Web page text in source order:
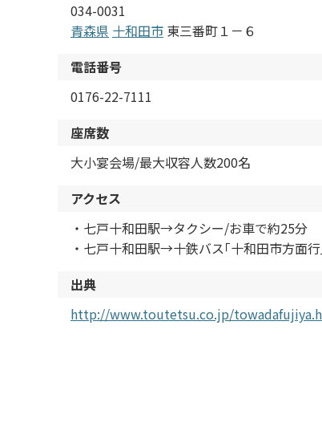
034-0031
青森県 十和田市 東三番町１－６
電話番号
0176-22-7111
座席数
大小宴会場/最大収容人数200名
アクセス
・七戸十和田駅→タクシー/お車で約25分
・七戸十和田駅→十鉄バス｢十和田市方面
出典
http://www.toutetsu.co.jp/